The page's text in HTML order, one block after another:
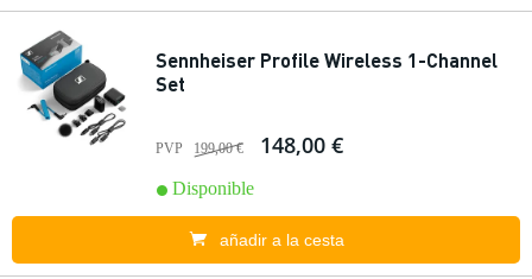
Sennheiser Profile Wireless 1-Channel
Set
PVP 199,00 € 148,00 €
Disponible
añadir a la cesta